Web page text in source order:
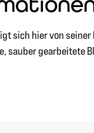
sich hier von
sauber